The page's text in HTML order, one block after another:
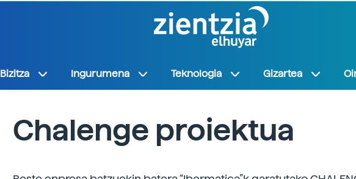
Bizitza Ingurumena Teknologia Gizartea
Chalenge proiektua